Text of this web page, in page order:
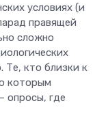
условиях (и
правящей
сложно
Те, кто близки к
которым
опросы, где